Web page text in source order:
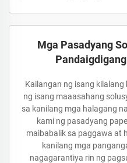
Mga Pasadyang
Kailangan ng isang
ng isang maaasahang
sa kanilang mga halagang
kami ng pasadyang
maibabalik sa paggawa at
kanilang mga
nagagarantiya rin ng